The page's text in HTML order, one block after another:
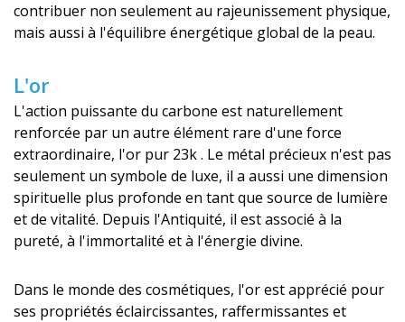
contribuer non seulement au rajeunissement physique,
mais aussi à l'équilibre énergétique global de la peau.
L'or
L'action puissante du carbone est naturellement
renforcée par un autre élément rare d'une force
extraordinaire, l'or pur 23k . Le métal précieux n'est pas
seulement un symbole de luxe, il a aussi une dimension
spirituelle plus profonde en tant que source de lumière
et de vitalité. Depuis l'Antiquité, il est associé à la
pureté, à l'immortalité et à l'énergie divine.
Dans le monde des cosmétiques, l'or est apprécié pour
ses propriétés éclaircissantes, raffermissantes et